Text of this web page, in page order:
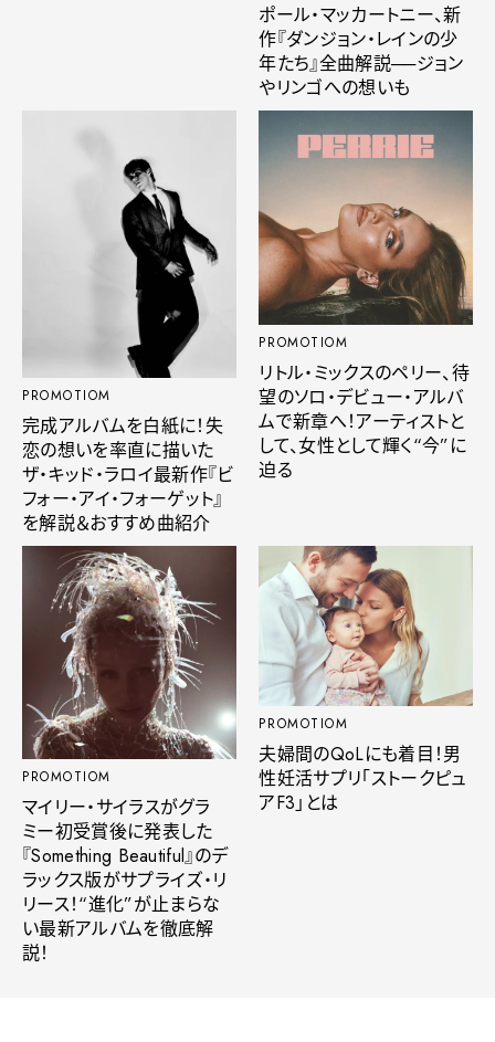
ポール・マッカートニー、新
作『ダンジョン・レインの少
年たち』全曲解説──ジョン
やリンゴへの想いも
PROMOTIOM
完成アルバムを白紙に！失
恋の想いを率直に描いた
ザ・キッド・ラロイ最新作『ビ
フォー・アイ・フォーゲット』
を解説＆おすすめ曲紹介
PROMOTIOM
リトル・ミックスのペリー、待
望のソロ・デビュー・アルバ
ムで新章へ！アーティストと
して、女性として輝く“今”に
迫る
PROMOTIOM
マイリー・サイラスがグラ
ミー初受賞後に発表した
『Something Beautiful』のデ
ラックス版がサプライズ・リ
リース！“進化”が止まらな
い最新アルバムを徹底解
説！
PROMOTIOM
夫婦間のQoLにも着目！男
性妊活サプリ「ストークピュ
アF3」とは